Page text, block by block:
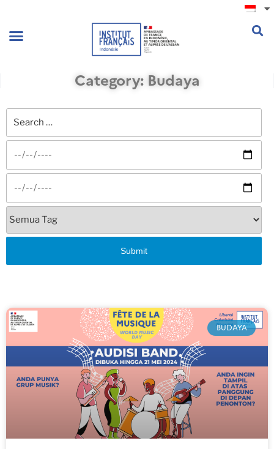
Category: Budaya
BUDAYA